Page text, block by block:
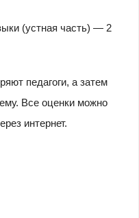
(устная часть) — 2
педагоги, а затем
Все оценки можно
интернет.